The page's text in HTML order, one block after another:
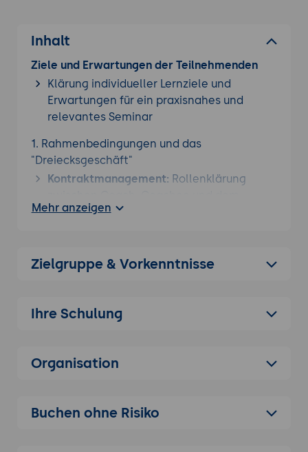
Inhalt
Ziele und Erwartungen der Teilnehmenden
Klärung individueller Lernziele und
Erwartungen für ein praxisnahes und
relevantes Seminar
1. Rahmenbedingungen und das
"Dreiecksgeschäft"
Kontraktmanagement: Rollenklärung
zahlenden Unternehmen (Stakeholder-
Diskretion und wo beginnt die
Abgrenzung:Business Coaching vs.
2. Führungskräfte-Coaching (Executive
Die ersten 100 Tage:Begleitung beim
Mehr anzeigen
Zielgruppe & Vorkenntnisse
Ihre Schulung
Organisation
Buchen ohne Risiko